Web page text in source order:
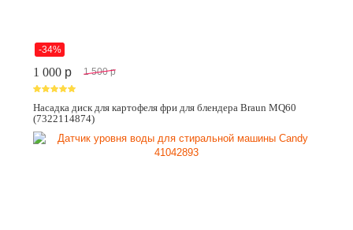
-34%
1 000 p 1 500 p
Насадка диск для картофеля фри для блендера Braun MQ60
(7322114874)